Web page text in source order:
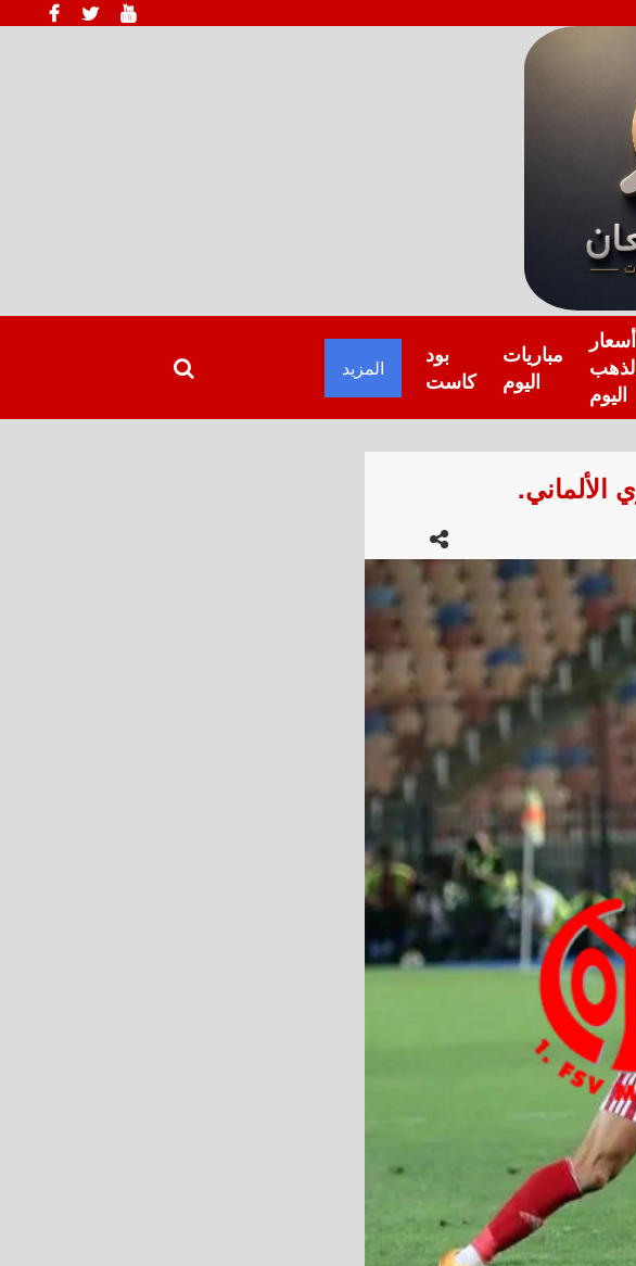
المزيد
بود
كاست
مباريات
اليوم
أسعار
اليوم